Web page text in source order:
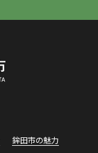
鉾田市の魅力